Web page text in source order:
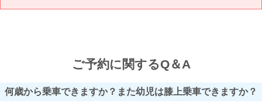
ご予約に関するQ＆A
何歳から乗車できますか？また幼児は膝上乗車できますか？